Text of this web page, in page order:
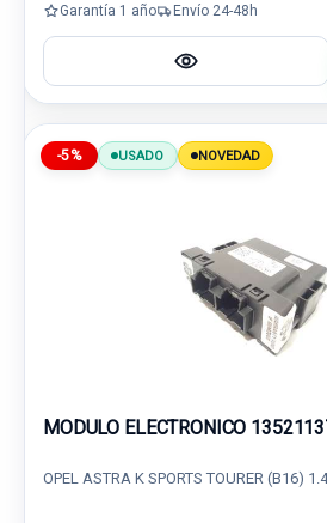
Garantía 1 año Envío 24-48h
-5% USADO NOVEDAD
MODULO ELECTRONICO
OPEL ASTRA K SPORTS TOURER (B16)